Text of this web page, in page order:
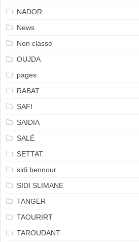
NADOR
News
Non classé
OUJDA
pages
RABAT
SAFI
SAIDIA
SALÉ
SETTAT.
sidi bennour
SIDI SLIMANE
TANGER
TAOURIRT
TAROUDANT